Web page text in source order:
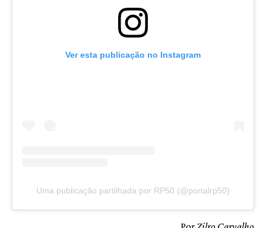
Ver esta publicação no Instagram
Uma publicação partilhada por RP50 (@portalrp50)